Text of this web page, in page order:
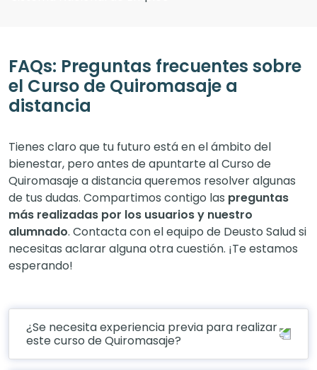
FAQs: Preguntas frecuentes sobre
el Curso de Quiromasaje a
distancia
Tienes claro que tu futuro está en el ámbito del
bienestar, pero antes de apuntarte al Curso de
Quiromasaje a distancia queremos resolver algunas
de tus dudas. Compartimos contigo las preguntas
más realizadas por los usuarios y nuestro
alumnado. Contacta con el equipo de Deusto Salud si
necesitas aclarar alguna otra cuestión. ¡Te estamos
esperando!
¿Se necesita experiencia previa para realizar
este curso de Quiromasaje?